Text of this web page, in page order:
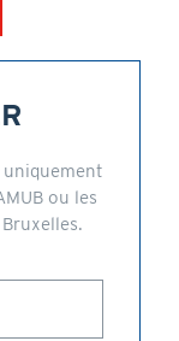
ou les